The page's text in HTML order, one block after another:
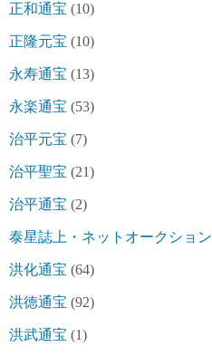
正和通宝 (10)
正隆元宝 (10)
永寿通宝 (13)
永楽通宝 (53)
治平元宝 (7)
治平聖宝 (21)
治平通宝 (2)
泰星誌上・ネットオークション
洪化通宝 (64)
洪徳通宝 (92)
洪武通宝 (1)